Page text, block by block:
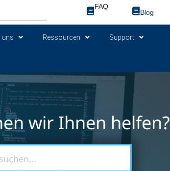
FAQ
Blog
uns Ressourcen Support
wir Ihnen helfen?